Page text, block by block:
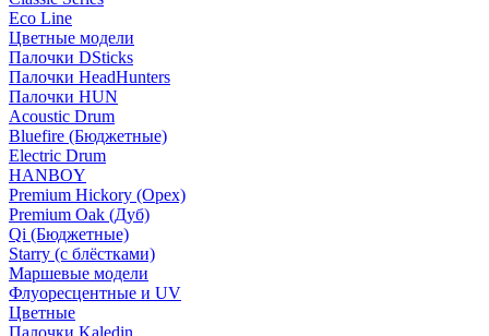
Eco Line
Цветные модели
Палочки DSticks
Палочки HeadHunters
Палочки HUN
Acoustic Drum
Bluefire (Бюджетные)
Electric Drum
HANBOY
Premium Hickory (Орех)
Premium Oak (Дуб)
Qi (Бюджетные)
Starry (с блёстками)
Маршевые модели
Флуоресцентные и UV
Цветные
Палочки Kaledin